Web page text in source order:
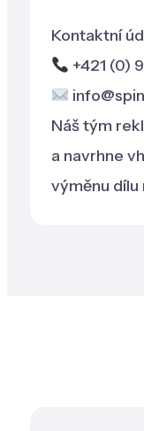
Kontaktní
+421 (0)
Náš tým
a navrhne
výměnu dílu